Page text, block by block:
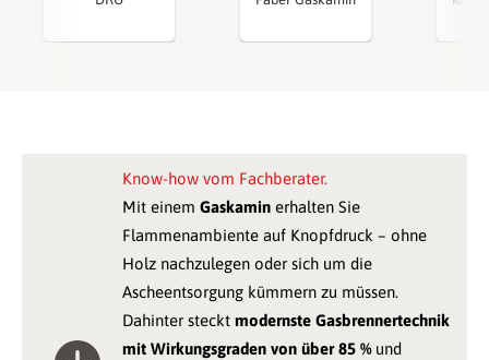
Know-how vom Fachberater.
Mit einem Gaskamin erhalten Sie
Flammenambiente auf Knopfdruck – ohne
Holz nachzulegen oder sich um die
Ascheentsorgung kümmern zu müssen.
Dahinter steckt modernste Gasbrennertechnik
mit Wirkungsgraden von über 85 % und